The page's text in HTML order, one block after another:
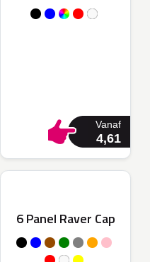
Vanaf
4,61
6 Panel Raver Cap